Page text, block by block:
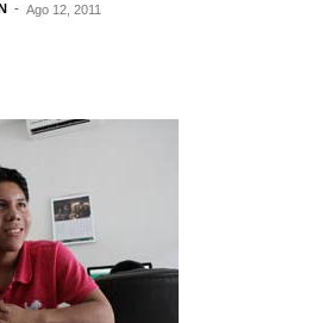
- Ago 12, 2011